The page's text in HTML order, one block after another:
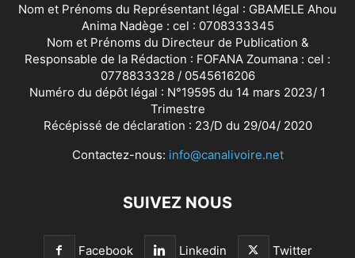
Nom et Prénoms du Représentant légal : GBAMELE Ahou
Anima Nadège : cel : 0708333345
Nom et Prénoms du Directeur de Publication &
Responsable de la Rédaction : FOFANA Zoumana : cel :
0778833328 / 0545616206
Numéro du dépôt légal : N°19595 du 14 mars 2023/ 1
Trimestre
Récépissé de déclaration : 23/D du 29/04/ 2020
Contactez-nous: info@canalivoire.net
SUIVEZ NOUS
Facebook Linkedin Twitter